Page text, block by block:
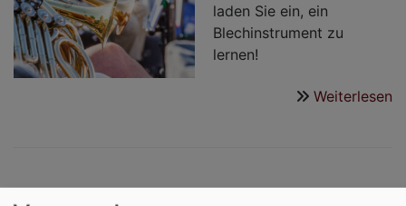
laden Sie ein, ein
Blechinstrument zu
lernen!
Weiterlesen